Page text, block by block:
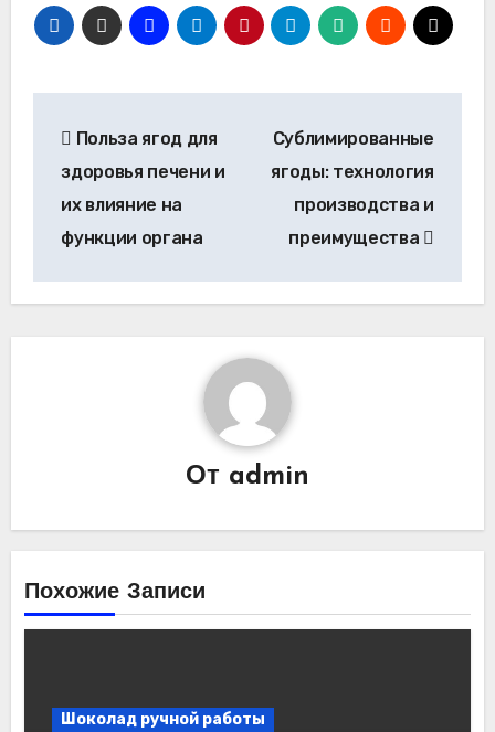
по
записям
Польза ягод для
здоровья печени и
их влияние на
функции органа
Сублимированные
ягоды: технология
производства и
преимущества
От admin
Похожие Записи
Шоколад ручной работы